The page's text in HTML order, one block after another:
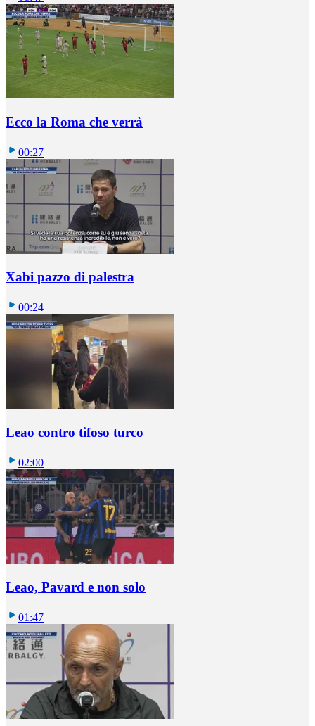
Ecco la Roma che verrà
00:27
Xabi pazzo di palestra
00:24
Leao contro tifoso turco
02:00
Leao, Pavard e non solo
01:47